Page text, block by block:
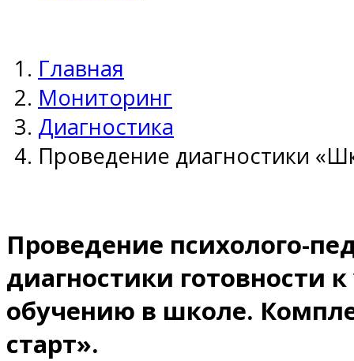
Главная
Мониторинг
Диагностика
Проведение диагностики
Проведение психолого-
диагностики готовности
обучению в школе.
старт».